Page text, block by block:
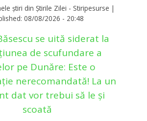
știri din Știrile Zilei - Stiripesurse |
08/08/2026 - 20:48
se uită siderat la
de scufundare a
pe Dunăre: Este o
nerecomandată! La un
dat vor trebui să le și
scoată